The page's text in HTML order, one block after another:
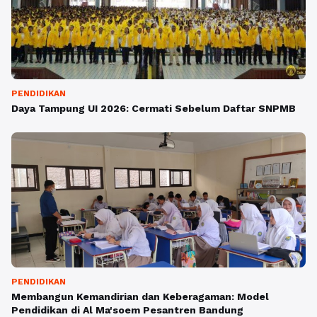
PENDIDIKAN
Daya Tampung UI 2026: Cermati Sebelum Daftar SNPMB
PENDIDIKAN
Membangun Kemandirian dan Keberagaman: Model
Pendidikan di Al Ma'soem Pesantren Bandung